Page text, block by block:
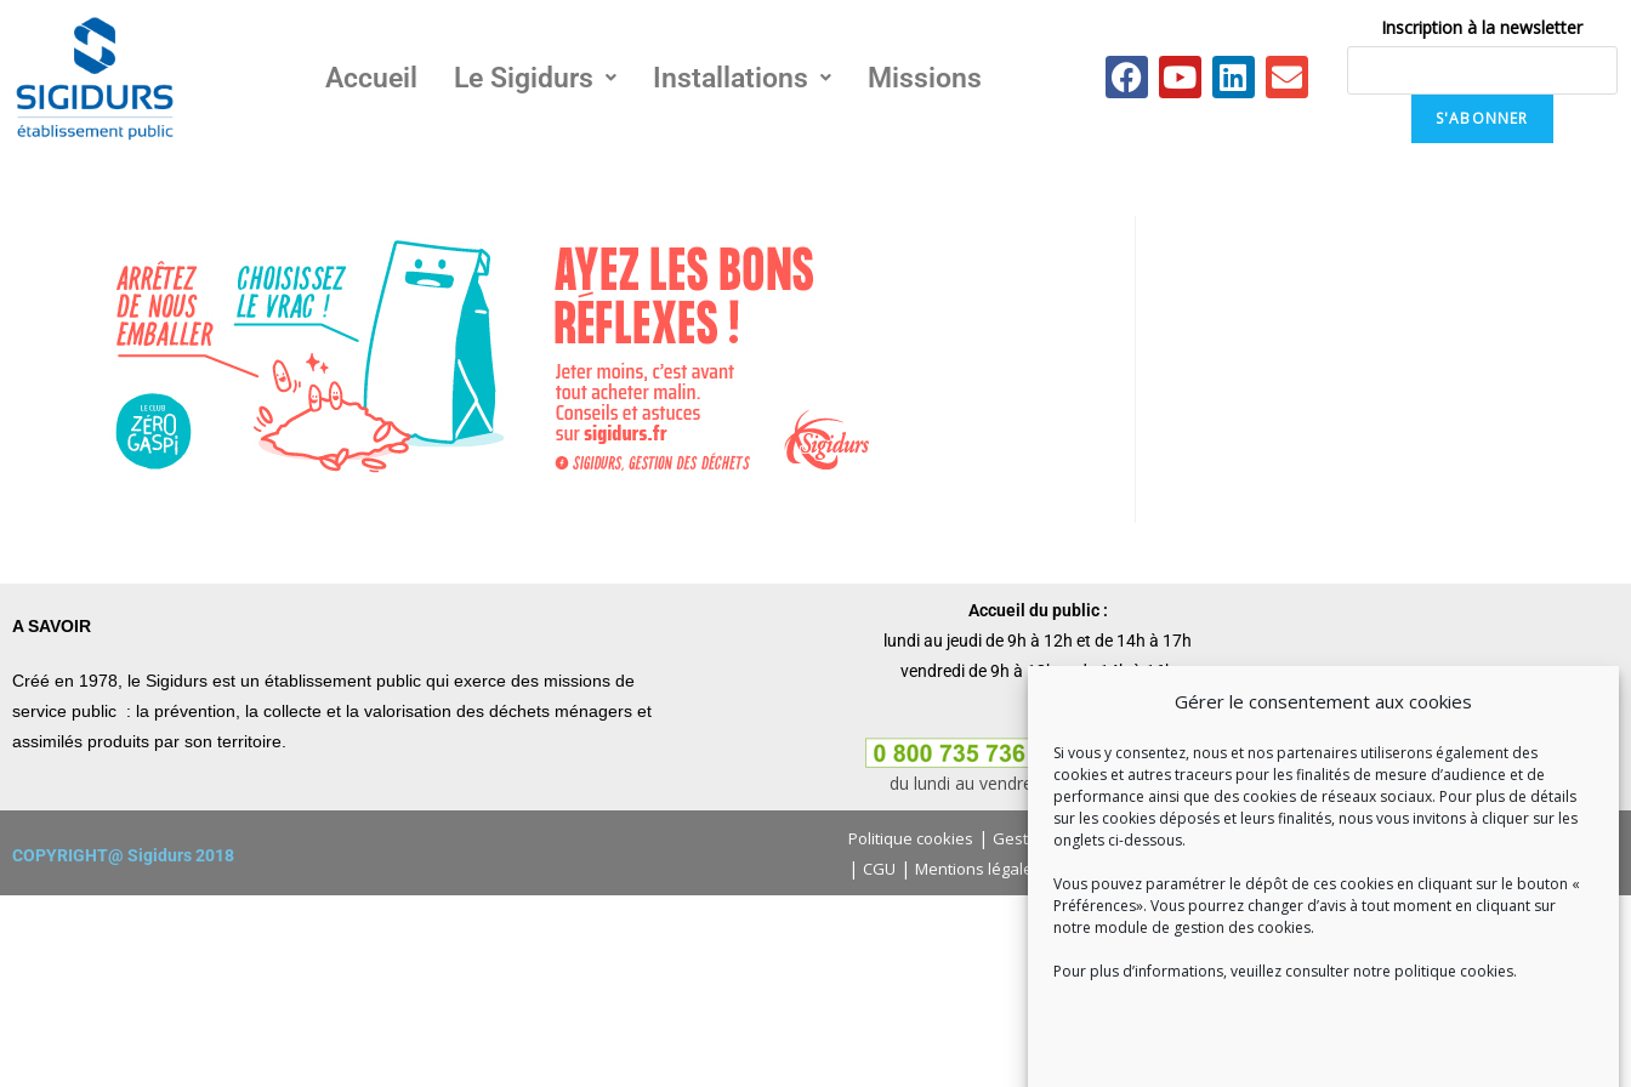
Gérer le consentement aux cookies
Si vous y consentez, nous et nos partenaires utiliserons également des
cookies et autres traceurs pour les finalités de mesure d’audience et de
performance ainsi que des cookies de réseaux sociaux. Pour plus de détails
sur les cookies déposés et leurs finalités, nous vous invitons à cliquer sur les
onglets ci-dessous.
Vous pouvez paramétrer le dépôt de ces cookies en cliquant sur le bouton «
Préférences». Vous pourrez changer d’avis à tout moment en cliquant sur
notre module de gestion des cookies.
Pour plus d’informations, veuillez consulter notre politique cookies.
Accueil Le Sigidurs Installations Missions
Inscription à la newsletter
S'ABONNER
A SAVOIR
Créé en 1978, le Sigidurs est un établissement public qui exerce des missions de
service public : la prévention, la collecte et la valorisation des déchets ménagers et
assimilés produits par son territoire.
Accueil du public :
lundi au jeudi de 9h à 12h et de 14h à 17h
vendredi de 9h à 12h et de 14h à 16h
du lundi au vendredi, de 8h30 à 18h30
COPYRIGHT@ Sigidurs 2018
Politique cookies | Gestion des cookies|Politique de confidentialité
| CGU | Mentions légales